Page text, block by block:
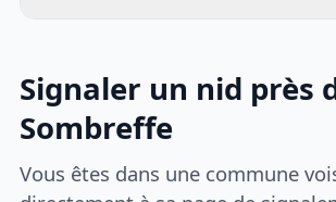
Signaler un nid près
Sombreffe
Vous êtes dans une commune